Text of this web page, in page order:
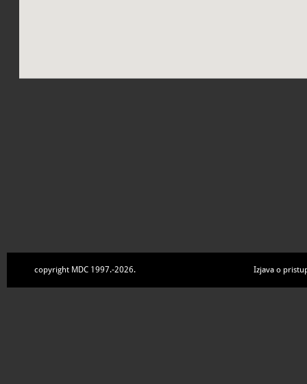
copyright MDC 1997.-2026. Izjava o